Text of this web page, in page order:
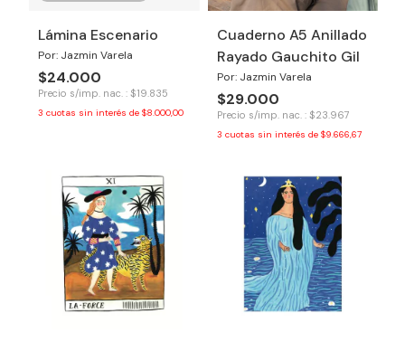
Lámina Escenario
Por: Jazmin Varela
$24.000
Precio s/imp. nac. : $19.835
3 cuotas sin interés de $8.000,00
Cuaderno A5 Anillado
Rayado Gauchito Gil
Por: Jazmin Varela
$29.000
Precio s/imp. nac. : $23.967
3 cuotas sin interés de $9.666,67